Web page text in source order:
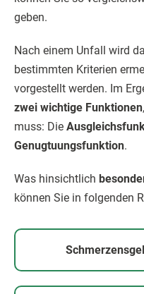
geben.
Nach einem Unfall wird
bestimmten Kriterien
vorgestellt werden. Im
zwei wichtige Funktionen
muss: Die
Genugtuungsfunktion.
Was hinsichtlich
können Sie in folgenden